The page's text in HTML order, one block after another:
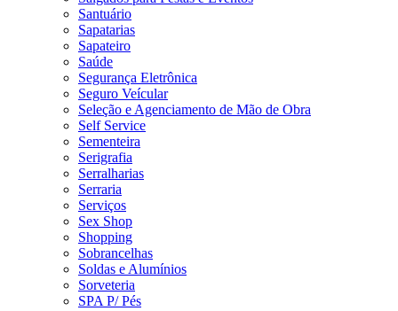
Santuário
Sapatarias
Sapateiro
Saúde
Segurança Eletrônica
Seguro Veícular
Seleção e Agenciamento de Mão de Obra
Self Service
Sementeira
Serigrafia
Serralharias
Serraria
Serviços
Sex Shop
Shopping
Sobrancelhas
Soldas e Alumínios
Sorveteria
SPA P/ Pés